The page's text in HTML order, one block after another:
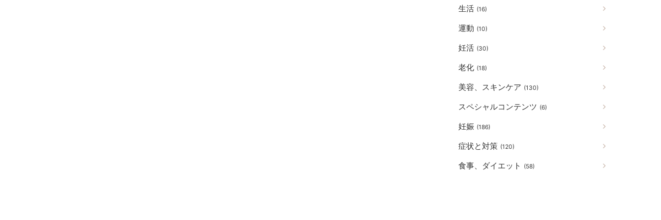
生活 (16)
運動 (10)
妊活 (30)
老化 (18)
美容、スキンケア (130)
スペシャルコンテンツ (6)
妊娠 (186)
症状と対策 (120)
食事、ダイエット (58)